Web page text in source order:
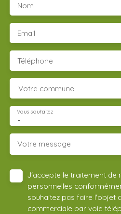
Nom
Email
Téléphone
Votre commune
-
Vous souhaitez
Votre message
J'accepte le traitement de
personnelles
souhaitez pas faire l'objet
commerciale par voie